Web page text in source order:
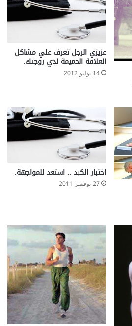
عزيزي الرجل تعرف علي مشاكل
العلاقة الحميمة لدي زوجتك.
14 يوليو 2012
اختبار الكبد .. استعد للمواجهة.
27 نوفمبر 2011